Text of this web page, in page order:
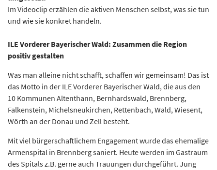
Im Videoclip erzählen die aktiven Menschen selbst, was sie tun
und wie sie konkret handeln.
ILE Vorderer Bayerischer Wald: Zusammen die Region
positiv gestalten
Was man alleine nicht schafft, schaffen wir gemeinsam! Das ist
das Motto in der ILE Vorderer Bayerischer Wald, die aus den
10 Kommunen Altenthann, Bernhardswald, Brennberg,
Falkenstein, Michelsneukirchen, Rettenbach, Wald, Wiesent,
Wörth an der Donau und Zell besteht.
Mit viel bürgerschaftlichem Engagement wurde das ehemalige
Armenspital in Brennberg saniert. Heute werden im Gastraum
des Spitals z.B. gerne auch Trauungen durchgeführt. Jung